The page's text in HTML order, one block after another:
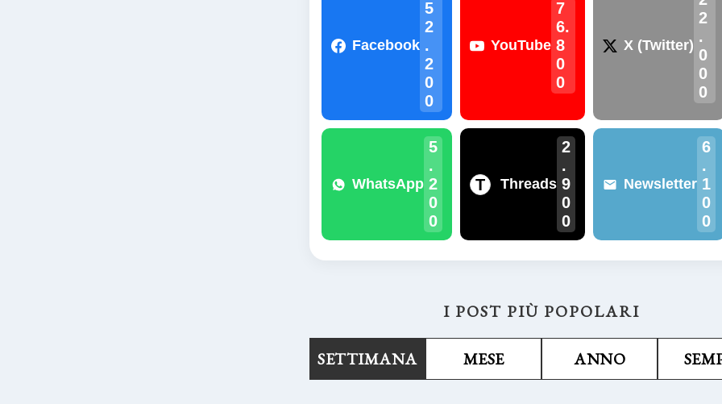
Facebook
5
2
.
2
0
0
YouTube
7
6.
8
0
0
X (Twitter)
2
.
0
0
0
WhatsApp
5
.
2
0
0
T Threads
2
.
9
0
0
Newsletter
6
.
1
0
0
I POST PIÙ POPOLARI
SETTIMANA MESE ANNO